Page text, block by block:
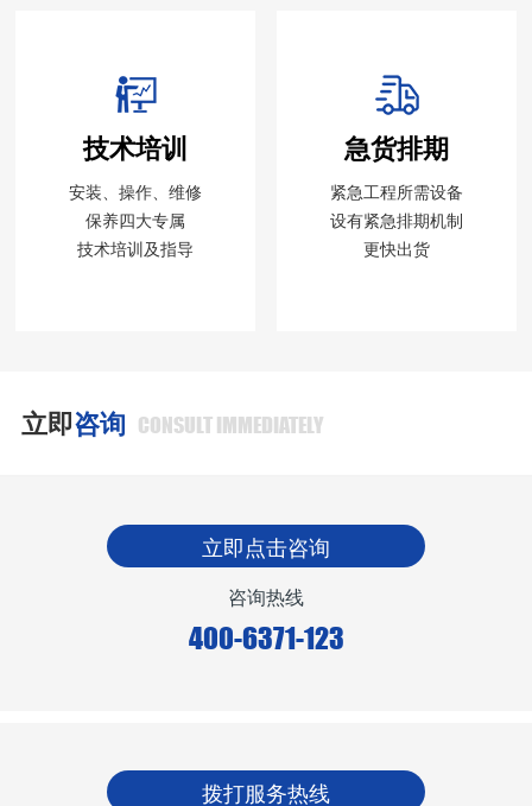
技术培训
安装、操作、维修
保养四大专属
技术培训及指导
急货排期
紧急工程所需设备
设有紧急排期机制
更快出货
立即咨询 CONSULT IMMEDIATELY
立即点击咨询
咨询热线
400-6371-123
拨打服务热线